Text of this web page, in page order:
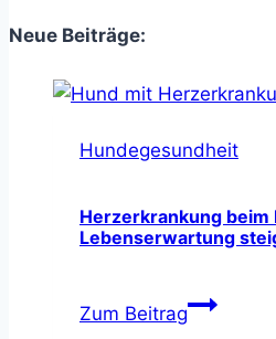
Neue Beiträge:
Hundegesundheit
Herzerkrankung beim
Lebenserwartung
Zum Beitrag